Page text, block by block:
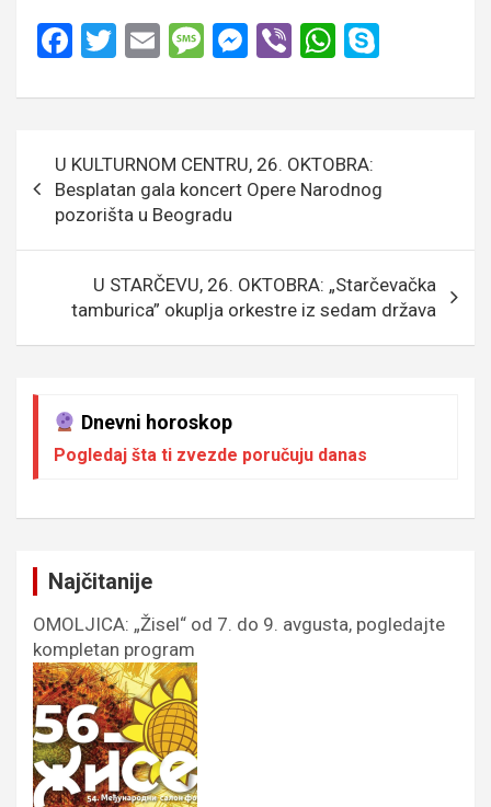
F
ce
o
o
k
T
tt
E
ail
M
s
g
e
M
se
g
Vi
er
W
at
A
p
p
чланка
U KULTURNOM CENTRU, 26. OKTOBRA:
Besplatan gala koncert Opere Narodnog
pozorišta u Beogradu
U STARČEVU, 26. OKTOBRA: „Starčevačka
tamburica” okuplja orkestre iz sedam država
Dnevni horoskop
Pogledaj šta ti zvezde poručuju danas
Najčitanije
OMOLJICA: „Žisel“ od 7. do 9. avgusta, pogledajte
kompletan program